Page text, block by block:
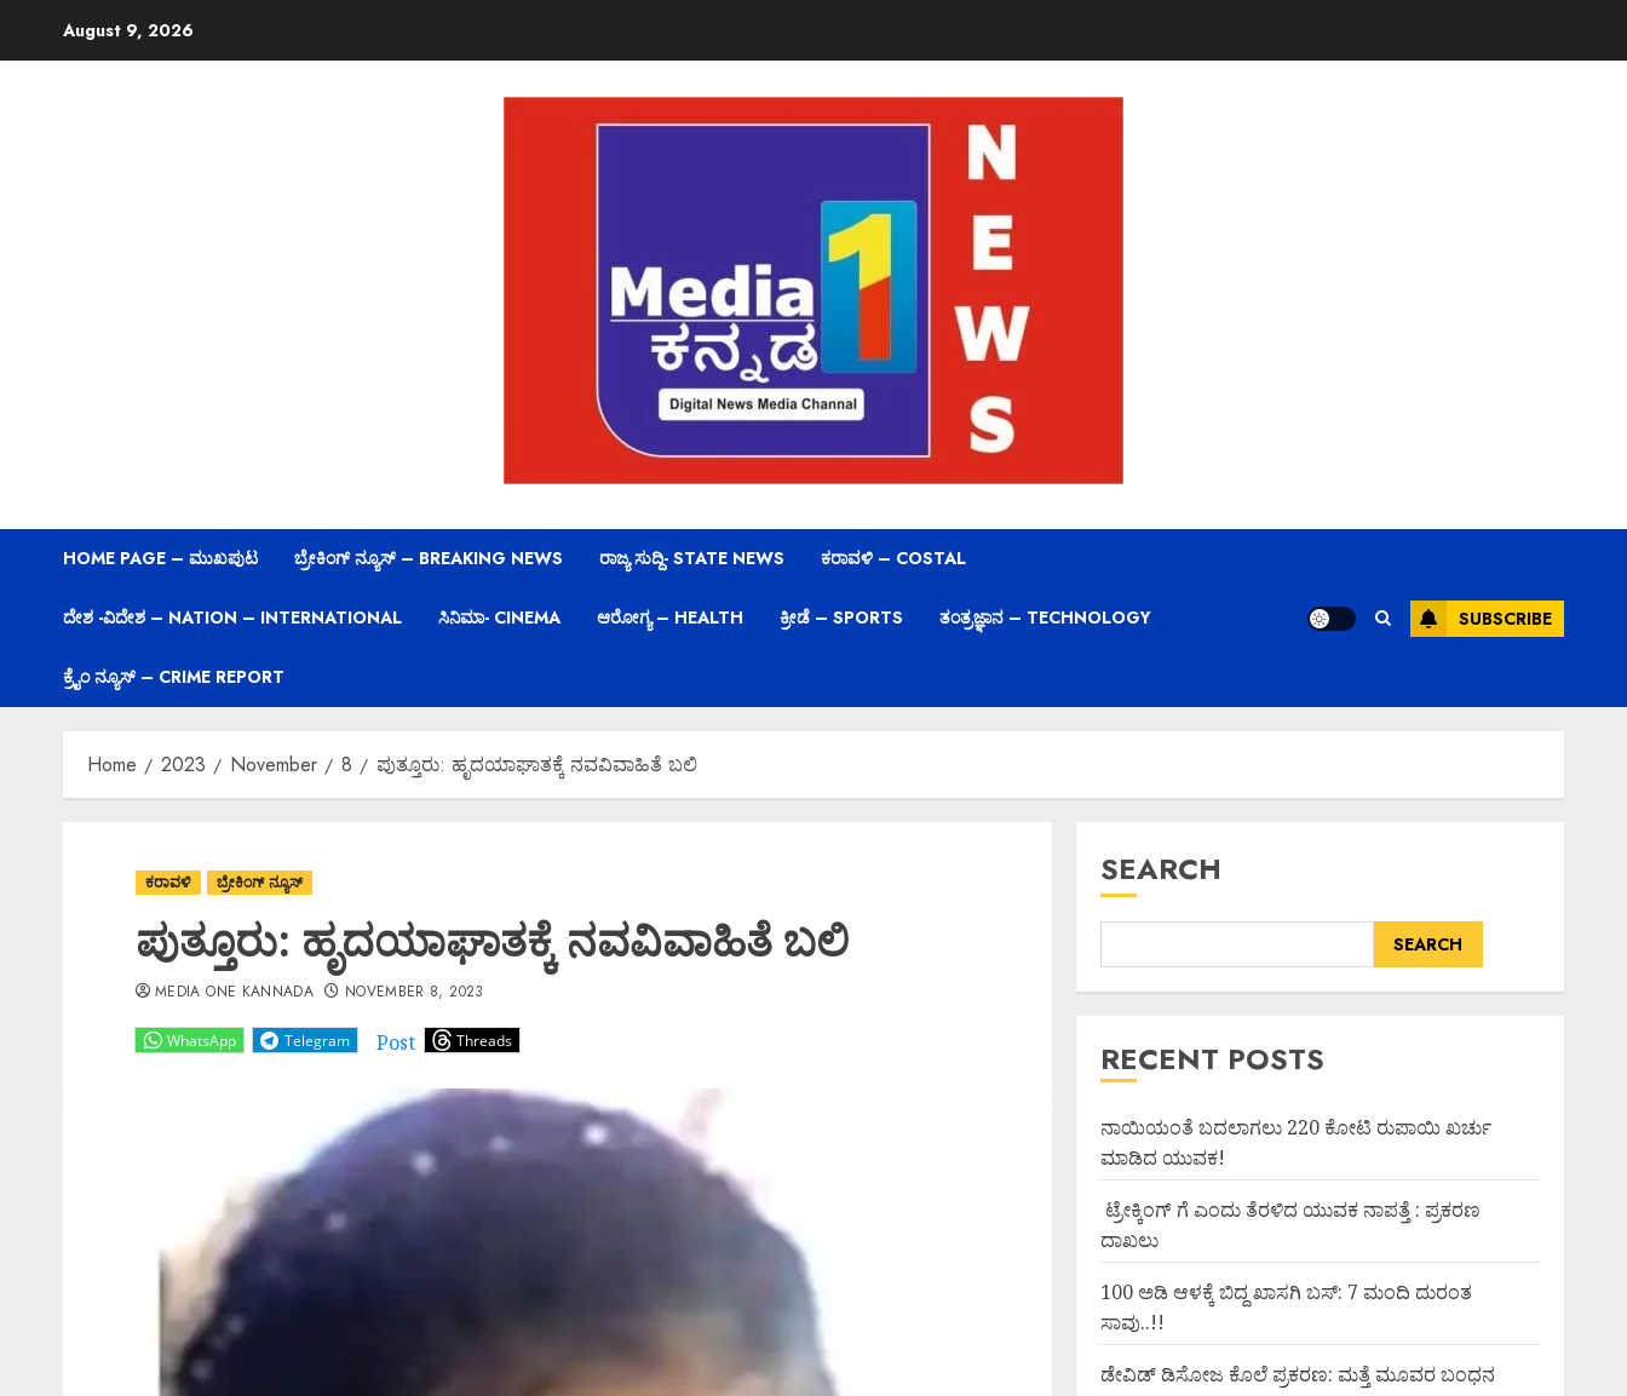
August 9, 2026
HOME PAGE – ಮುಖಪುಟ ಬ್ರೇಕಿಂಗ್ ನ್ಯೂಸ್ – BREAKING NEWS ರಾಜ್ಯ ಸುದ್ದಿ- STATE NEWS ಕರಾವಳಿ – COSTAL
ದೇಶ -ವಿದೇಶ – NATION – INTERNATIONAL ಸಿನಿಮಾ- CINEMA ಆರೋಗ್ಯ – HEALTH ಕ್ರೀಡೆ – SPORTS ತಂತ್ರಜ್ಞಾನ – TECHNOLOGY
ಕ್ರೈಂ ನ್ಯೂಸ್ – CRIME REPORT
SUBSCRIBE
Home 2023 November 8 ಪುತ್ತೂರು: ಹೃದಯಾಘಾತಕ್ಕೆ ನವವಿವಾಹಿತೆ ಬಲಿ
ಕರಾವಳಿ ಬ್ರೇಕಿಂಗ್ ನ್ಯೂಸ್
ಪುತ್ತೂರು: ಹೃದಯಾಘಾತಕ್ಕೆ ನವವಿವಾಹಿತೆ ಬಲಿ
WhatsApp Telegram Post Threads
MEDIA ONE KANNADA NOVEMBER 8, 2023
SEARCH
SEARCH
RECENT POSTS
ನಾಯಿಯಂತೆ ಬದಲಾಗಲು 220 ಕೋಟಿ ರುಪಾಯಿ ಖರ್ಚು
ಮಾಡಿದ ಯುವಕ!
ಟ್ರೇಕ್ಕಿಂಗ್ ಗೆ ಎಂದು ತೆರಳಿದ ಯುವಕ ನಾಪತ್ತೆ : ಪ್ರಕರಣ
ದಾಖಲು
100 ಅಡಿ ಆಳಕ್ಕೆ ಬಿದ್ದ ಖಾಸಗಿ ಬಸ್: 7 ಮಂದಿ ದುರಂತ
ಸಾವು..!!
ಡೇವಿಡ್ ಡಿಸೋಜ ಕೊಲೆ ಪ್ರಕರಣ: ಮತ್ತೆ ಮೂವರ ಬಂಧನ